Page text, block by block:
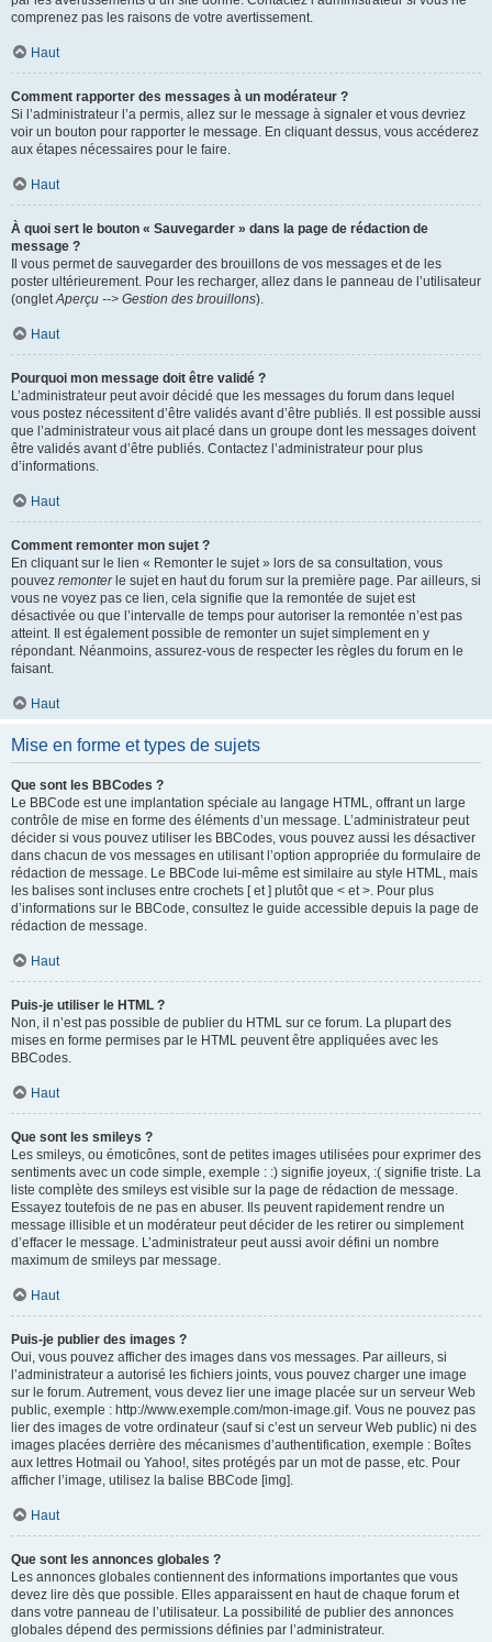
comprenez pas les raisons de votre avertissement.
Haut
Comment rapporter des messages à un modérateur ?
Si l’administrateur l’a permis, allez sur le message à signaler et vous devriez
voir un bouton pour rapporter le message. En cliquant dessus, vous accéderez
aux étapes nécessaires pour le faire.
Haut
À quoi sert le bouton « Sauvegarder » dans la page de rédaction de
message ?
Il vous permet de sauvegarder des brouillons de vos messages et de les
poster ultérieurement. Pour les recharger, allez dans le panneau de l’utilisateur
(ongletAperçu --> Gestion des brouillons).
Haut
Pourquoi mon message doit être validé ?
L’administrateur peut avoir décidé que les messages du forum dans lequel
vous postez nécessitent d’être validés avant d’être publiés. Il est possible aussi
que l’administrateur vous ait placé dans un groupe dont les messages doivent
être validés avant d’être publiés. Contactez l’administrateur pour plus
d’informations.
Haut
Comment remonter mon sujet ?
En cliquant sur le lien « Remonter le sujet » lors de sa consultation, vous
pouvez remonterle sujet en haut du forum sur la première page. Par ailleurs, si
vous ne voyez pas ce lien, cela signifie que la remontée de sujet est
désactivée ou que l’intervalle de temps pour autoriser la remontée n’est pas
atteint. Il est également possible de remonter un sujet simplement en y
répondant. Néanmoins, assurez-vous de respecter les règles du forum en le
faisant.
Haut
Mise en forme et types de sujets
Que sont les BBCodes ?
Le BBCode est une implantation spéciale au langage HTML, offrant un large
contrôle de mise en forme des éléments d’un message. L’administrateur peut
décider si vous pouvez utiliser les BBCodes, vous pouvez aussi les désactiver
dans chacun de vos messages en utilisant l’option appropriée du formulaire de
rédaction de message. Le BBCode lui-même est similaire au style HTML, mais
les balises sont incluses entre crochets [ et ] plutôt que < et >. Pour plus
d’informations sur le BBCode, consultez le guide accessible depuis la page de
rédaction de message.
Haut
Puis-je utiliser le HTML ?
Non, il n’est pas possible de publier du HTML sur ce forum. La plupart des
mises en forme permises par le HTML peuvent être appliquées avec les
BBCodes.
Haut
Que sont les smileys ?
Les smileys, ou émoticônes, sont de petites images utilisées pour exprimer des
sentiments avec un code simple, exemple : :) signifie joyeux, :( signifie triste. La
liste complète des smileys est visible sur la page de rédaction de message.
Essayez toutefois de ne pas en abuser. Ils peuvent rapidement rendre un
message illisible et un modérateur peut décider de les retirer ou simplement
d’effacer le message. L’administrateur peut aussi avoir défini un nombre
maximum de smileys par message.
Haut
Puis-je publier des images ?
Oui, vous pouvez afficher des images dans vos messages. Par ailleurs, si
l’administrateur a autorisé les fichiers joints, vous pouvez charger une image
sur le forum. Autrement, vous devez lier une image placée sur un serveur Web
public, exemple : http://www.exemple.com/mon-image.gif. Vous ne pouvez pas
lier des images de votre ordinateur (sauf si c’est un serveur Web public) ni des
images placées derrière des mécanismes d’authentification, exemple : Boîtes
aux lettres Hotmail ou Yahoo!, sites protégés par un mot de passe, etc. Pour
afficher l’image, utilisez la balise BBCode [img].
Haut
Que sont les annonces globales ?
Les annonces globales contiennent des informations importantes que vous
devez lire dès que possible. Elles apparaissent en haut de chaque forum et
dans votre panneau de l’utilisateur. La possibilité de publier des annonces
globales dépend des permissions définies par l’administrateur.